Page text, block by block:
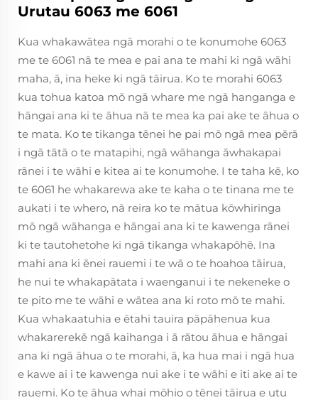
Urutau 6063 me 6061
Kua whakawātea ngā morahi o te konumohe 6063
me te 6061 nā te mea e pai ana te mahi ki ngā wāhi
maha, ā, ina heke ki ngā tāirua. Ko te morahi 6063
kua tohua katoa mō ngā whare me ngā hanganga e
hāngai ana ki te āhua nā te mea ka pai ake te āhua o
te mata. Ko te tikanga tēnei he pai mō ngā mea pērā
i ngā tātā o te matapihi, ngā wāhanga āwhakapai
rānei i te wāhi e kitea ai te konumohe. I te taha kē, ko
te 6061 he whakarewa ake te kaha o te tinana me te
aukati i te whero, nā reira ko te mātua kōwhiringa
mō ngā wāhanga e hāngai ana ki te kawenga rānei
ki te tautohetohe ki ngā tikanga whakapōhē. Ina
mahi ana ki ēnei rauemi i te wā o te hoahoa tāirua,
he nui te whakapātata i waenganui i te nekeneke o
te pito me te wāhi e wātea ana ki roto mō te mahi.
Kua whakaatuhia e ētahi tauira pāpāhenua kua
whakarerekē ngā kaihanga i ā rātou āhua e hāngai
ana ki ngā āhua o te morahi, ā, ka hua mai i ngā hua
e kawe ai i te kawenga nui ake i te wāhi e iti ake ai te
rauemi. Ko te āhua whai mōhio o tēnei tāirua e utu